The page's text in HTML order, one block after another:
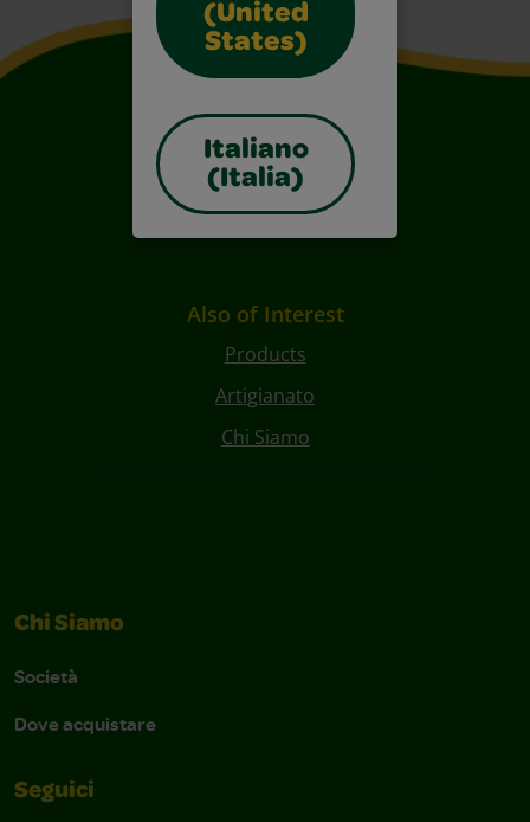
(United
States)
Italiano
(Italia)
Also of Interest
Products
Artigianato
Chi Siamo
Chi Siamo
Società
Dove acquistare
Seguici